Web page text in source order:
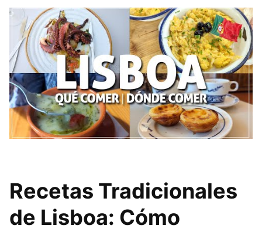
Recetas Tradicionales
de Lisboa: Cómo